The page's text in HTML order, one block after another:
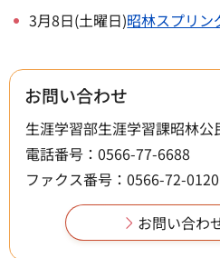
3月8日(土曜日)昭林スプリン
お問い合わせ
生涯学習部生涯学習課昭林公
電話番号：0566-77-6688
ファクス番号：0566-72-0120